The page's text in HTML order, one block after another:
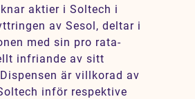
aktier i Soltech i
av Sesol, deltar i
med sin pro rata-
infriande av sitt
är villkorad av
inför respektive